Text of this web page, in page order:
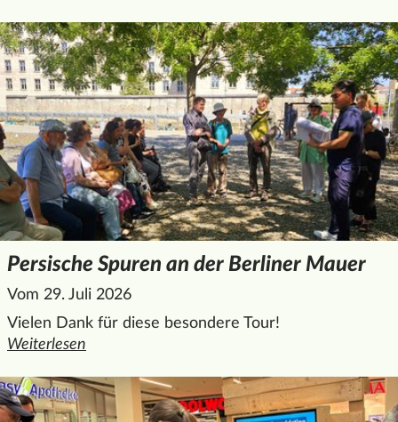
Persische Spuren an der Berliner Mauer
Vom 29. Juli 2026
Vielen Dank für diese besondere Tour!
Weiterlesen
den ganzen Artikel "Persische Spuren an der Berliner